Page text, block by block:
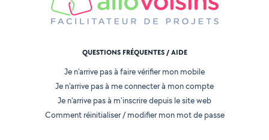
QUESTIONS FRÉQUENTES / AIDE
Je n'arrive pas à faire vérifier mon mobile
Je n'arrive pas à me connecter à mon compte
Je n'arrive pas à m'inscrire depuis le site web
Comment réinitialiser / modifier mon mot de passe